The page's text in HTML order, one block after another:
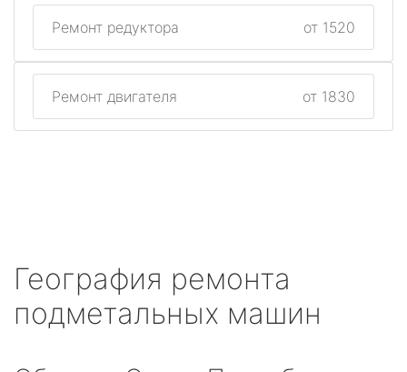
Ремонт редуктора от 1520
Ремонт двигателя от 1830
География ремонта
подметальных машин